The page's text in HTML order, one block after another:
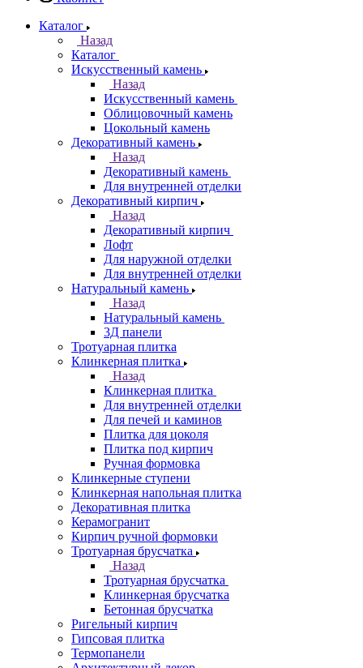
Каталог
Назад
Каталог
Искусственный камень
Назад
Искусственный камень
Облицовочный камень
Цокольный камень
Декоративный камень
Назад
Декоративный камень
Для внутренней отделки
Декоративный кирпич
Назад
Декоративный кирпич
Лофт
Для наружной отделки
Для внутренней отделки
Натуральный камень
Назад
Натуральный камень
3Д панели
Тротуарная плитка
Клинкерная плитка
Назад
Клинкерная плитка
Для внутренней отделки
Для печей и каминов
Плитка для цоколя
Плитка под кирпич
Ручная формовка
Клинкерные ступени
Клинкерная напольная плитка
Декоративная плитка
Керамогранит
Кирпич ручной формовки
Тротуарная брусчатка
Назад
Тротуарная брусчатка
Клинкерная брусчатка
Бетонная брусчатка
Ригельный кирпич
Гипсовая плитка
Термопанели